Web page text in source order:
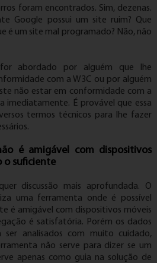
foram encontrados. Sim, dezenas.
Google possui um site ruim? Que
é um site mal programado? Não, não
abordado por alguém que lhe
com a W3C ou por alguém
não estar em conformidade com a
imediatamente. É provável que essa
termos técnicos para lhe fazer
é amigável com dispositivos
o suficiente
discussão mais aprofundada. O
uma ferramenta onde é possível
é amigável com dispositivos móveis
é satisfatória. Porém os dados
ser analisados com muito cuidado,
não serve para dizer se um
apenas como guia na solução de